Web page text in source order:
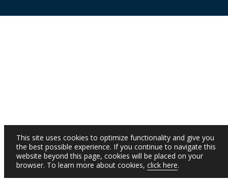
This site uses cookies to optimize functionality and give you
the best possible experience. If you continue to navigate this
website beyond this page, cookies will be placed on your
browser. To learn more about cookies, click here.